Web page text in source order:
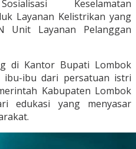
Keselamatan
Layanan Kelistrikan yang
Unit Layanan Pelanggan
di Kantor Bupati Lombok
ibu dari persatuan istri
Kabupaten Lombok
edukasi yang menyasar